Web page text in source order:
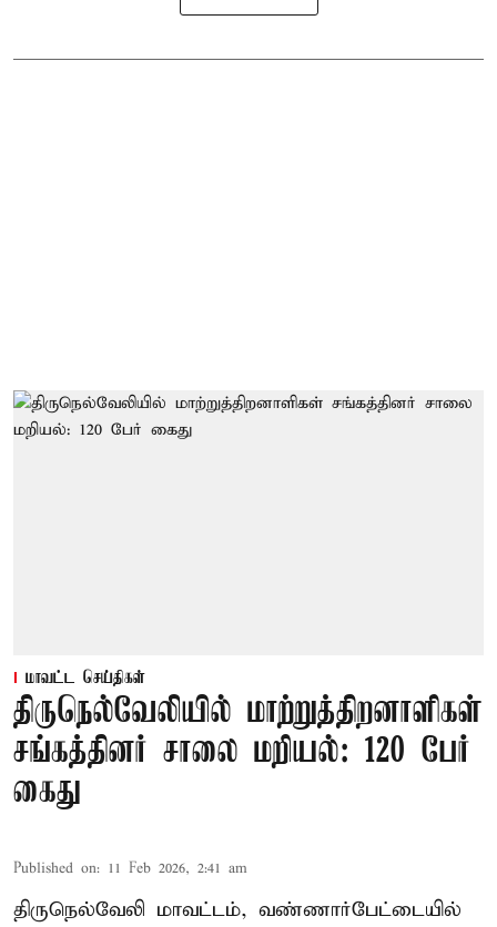
மாவட்ட செய்திகள்
திருநெல்வேலியில் மாற்றுத்திறனாளிகள்
சங்கத்தினர் சாலை மறியல்: 120 பேர்
கைது
Published on: 11 Feb 2026, 2:41 am
திருநெல்வேலி மாவட்டம், வண்ணார்பேட்டையில்